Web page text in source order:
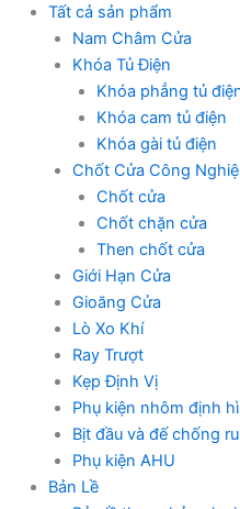
Tất cả sản phẩm
Nam Châm Cửa
Khóa Tủ Điện
Khóa phẳng tủ
Khóa cam tủ điện
Khóa gài tủ điện
Chốt Cửa Công
Chốt cửa
Chốt chặn cửa
Then chốt cửa
Giới Hạn Cửa
Gioăng Cửa
Lò Xo Khí
Ray Trượt
Kẹp Định Vị
Phụ kiện nhôm định
Bịt đầu và đế chống
Phụ kiện AHU
Bản Lề